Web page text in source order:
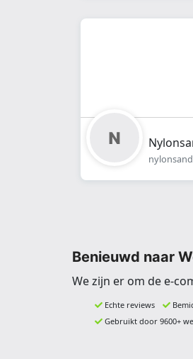
Benieuwd naar
We zijn er om de e-
Echte reviews
Gebruikt door 9600+